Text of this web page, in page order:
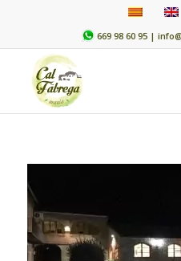
669 98 60 95 |